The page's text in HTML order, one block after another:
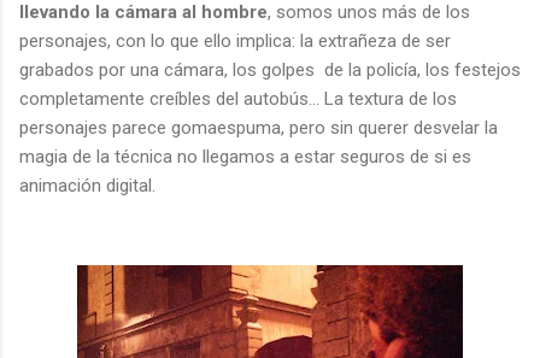
llevando la cámara al hombre, somos unos más de los
personajes, con lo que ello implica: la extrañeza de ser
grabados por una cámara, los golpes de la policía, los festejos
completamente creíbles del autobús... La textura de los
personajes parece gomaespuma, pero sin querer desvelar la
magia de la técnica no llegamos a estar seguros de si es
animación digital.